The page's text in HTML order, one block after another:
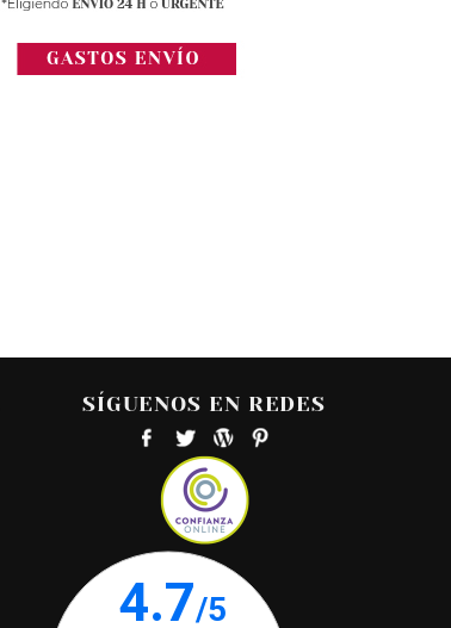
SÍGUENOS EN REDES